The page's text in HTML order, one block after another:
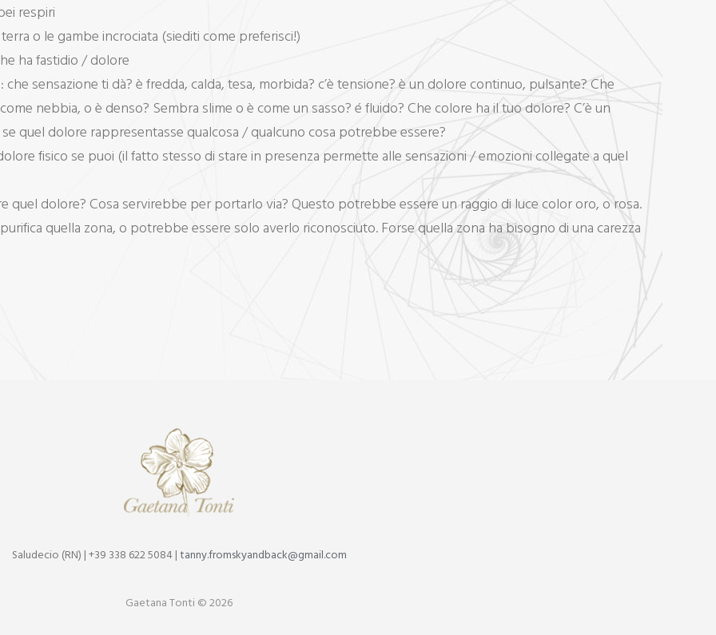
respiri
o le gambe incrociata (siediti come preferisci!)
ha fastidio / dolore
sensazione ti dà? è fredda, calda, tesa, morbida? c’è tensione? è un dolore continuo, pulsante? Che
nebbia, o è denso? Sembra slime o è come un sasso? é fluido? Che colore ha il tuo dolore? C’è un
quel dolore rappresentasse qualcosa / qualcuno cosa potrebbe essere?
fisico se puoi (il fatto stesso di stare in presenza permette alle sensazioni / emozioni collegate a quel
quel dolore? Cosa servirebbe per portarlo via? Questo potrebbe essere un raggio di luce color oro, o rosa.
quella zona, o potrebbe essere solo averlo riconosciuto. Forse quella zona ha bisogno di una carezza
Saludecio (RN) | +39 338 622 5084 |tanny.fromskyandback@gmail.com
Gaetana Tonti © 2026